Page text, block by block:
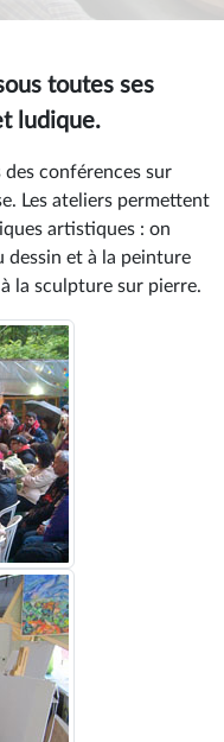
toutes ses
ludique.
des conférences sur
Les ateliers permettent
artistiques : on
dessin et à la peinture
la sculpture sur pierre.